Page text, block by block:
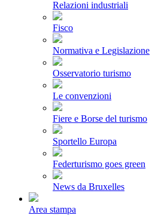
Relazioni industriali
Fisco
Normativa e Legislazione
Osservatorio turismo
Le convenzioni
Fiere e Borse del turismo
Sportello Europa
Federturismo goes green
News da Bruxelles
Area stampa